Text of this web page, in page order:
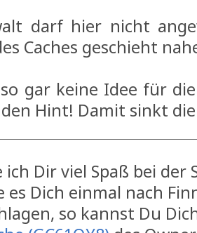
darf hier nicht
Caches geschieht
gar keine Idee für
Hint! Damit sinkt
Dir viel Spaß bei der
es Dich einmal nach
so kannst Du